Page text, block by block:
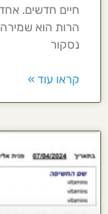
חיים חדשים.
הרות הוא
נסקור
קראו עוד »